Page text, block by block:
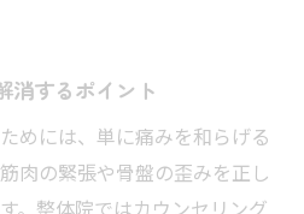
消するポイント
めには、単に痛みを和らげる
肉の緊張や骨盤の歪みを正し
。整体院ではカウンセリング